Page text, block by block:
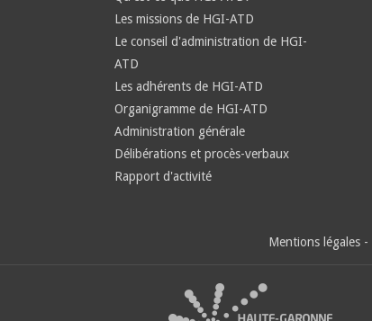
Les missions de HGI-ATD
Le conseil d'administration de HGI-
ATD
Les adhérents de HGI-ATD
Organigramme de HGI-ATD
Administration générale
Délibérations et procès-verbaux
Rapport d'activité
Mentions légales -